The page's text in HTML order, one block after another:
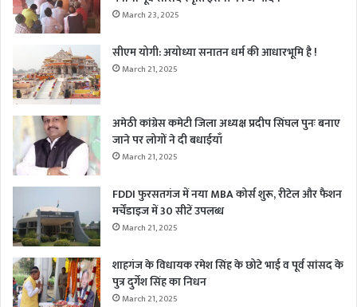
March 23, 2025
सीएम योगी: अयोध्या सनातन धर्म की आधारभूमि है !
March 21, 2025
अमेठी कांग्रेस कमेटी जिला अध्यक्ष प्रदीप सिंघल पुनः बनाए
जाने पर लोगों ने दी बधाईयाँ
March 21, 2025
FDDI फुरसतगंज में नया MBA कोर्स शुरू, रीटेल और फैशन
मर्चेंडाइज में 30 सीटें उपलब्ध
March 21, 2025
शाहगंज के विधायक रमेश सिंह के छोटे भाई व पूर्व सांसद के
पुत्र दुर्गेश सिंह का निधन
March 21, 2025